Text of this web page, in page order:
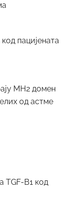
пацијената
MH2 домен
од астме
TGF-B1 код